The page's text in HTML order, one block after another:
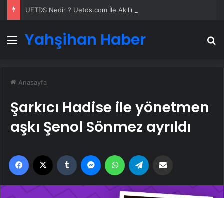
Menü
Yahşihan Haber
Anasayfa
Şarkıcı Hadise ile yönetmen
aşkı Şenol Sönmez ayrıldı
Facebook Tumblr MessengerWhatsApp